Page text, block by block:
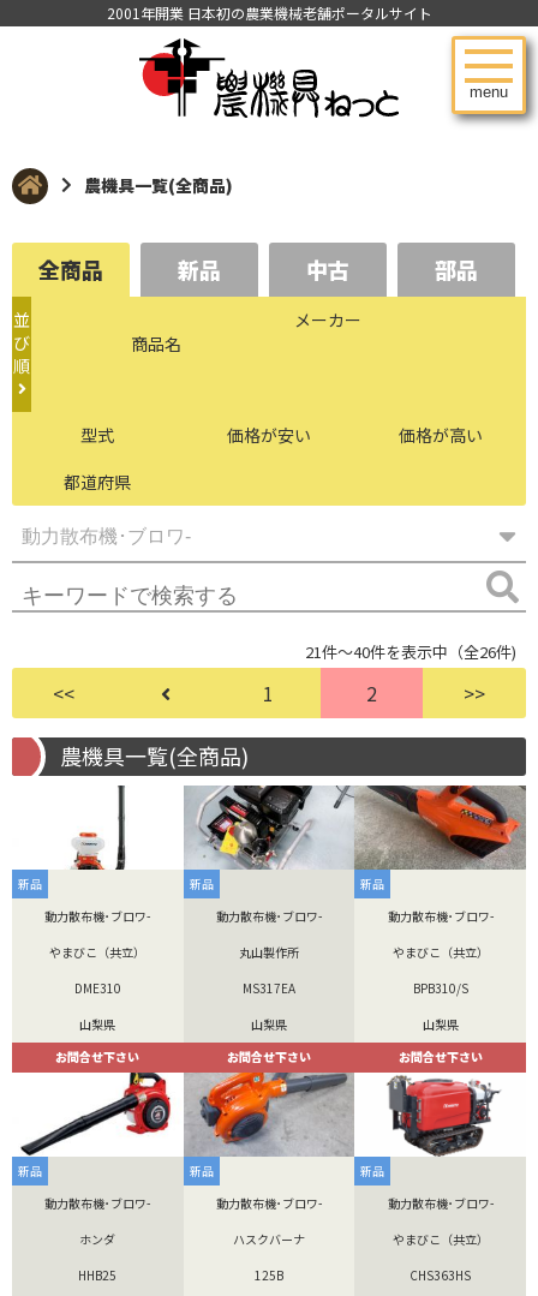
menu
2001年開業 日本初の農業機械老舗ポータルサイト
農機具一覧(全商品)
全商品 新品 中古 部品
並
び
順
商品名
メーカー
型式 価格が安い
価格が高い
都道府県
21件～40件を表示中（全26件)
<< 1 2 >>
農機具一覧(全商品)
新品
動力散布機･ブロワ-
やまびこ（共立）
DME310
山梨県
お問合せ下さい
新品
動力散布機･ブロワ-
丸山製作所
MS317EA
山梨県
お問合せ下さい
新品
動力散布機･ブロワ-
やまびこ（共立）
BPB310/S
山梨県
お問合せ下さい
新品
動力散布機･ブロワ-
ホンダ
HHB25
新品
動力散布機･ブロワ-
ハスクバーナ
125B
新品
動力散布機･ブロワ-
やまびこ（共立）
CHS363HS